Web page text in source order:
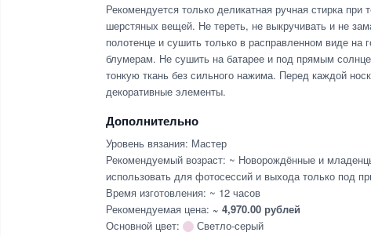
Рекомендуется только деликатная ручная стирка
шерстяных вещей. Не тереть, не выкручивать и не
полотенце и сушить только в расправленном виде на
блумерам. Не сушить на батарее и под прямым
тонкую ткань без сильного нажима. Перед каждой
декоративные элементы.
Дополнительно
Уровень вязания: Мастер
Рекомендуемый возраст: ~ Новорождённые и
использовать для фотосессий и выхода только под
Время изготовления: ~ 12 часов
Рекомендуемая цена: ~ 4,970.00 рублей
Основной цвет:
Светло-серый